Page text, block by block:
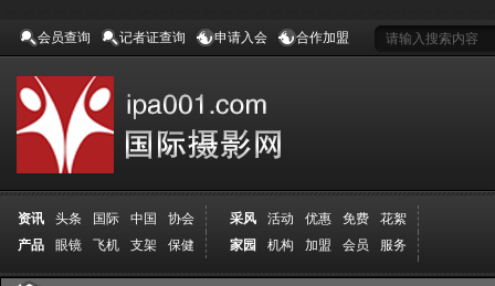
会员查询 记者证查询 申请入会 合作加盟
资讯 头条 国际 中国 协会 采风 活动 优惠 免费
花絮
产品
眼镜 飞机 支架 保健 家园 机构 加盟 会员
服务
地方
吉林 广西 山东 加拿大 空间 认证 寻友 发图
分享